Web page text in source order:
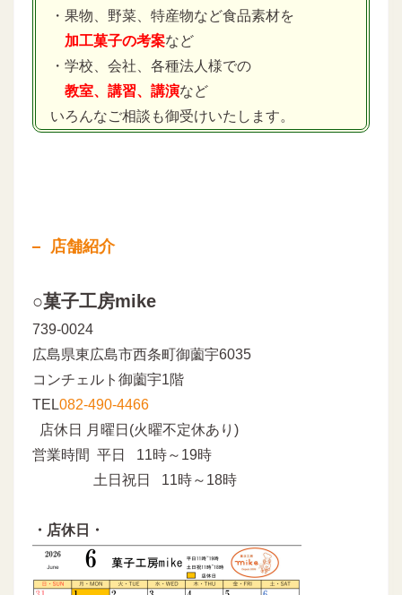
・果物、野菜、特産物など食品素材を
加工菓子の考案など
・学校、会社、各種法人様での
教室、講習、講演など
いろんなご相談も御受けいたします。
店舗紹介
○菓子工房mike
739-0024
広島県東広島市西条町御薗宇6035
コンチェルト御薗宇1階
TEL082-490-4466
店休日 月曜日(火曜不定休あり)
営業時間 平日 11時～19時
土日祝日 11時～18時
・店休日・